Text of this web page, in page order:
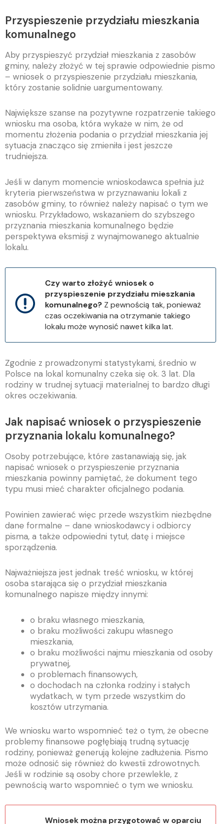
Przyspieszenie przydziału mieszkania
komunalnego
Aby przyspieszyć przydział mieszkania z zasobów
gminy, należy złożyć w tej sprawie odpowiednie pismo
– wniosek o przyspieszenie przydziału mieszkania,
który zostanie solidnie uargumentowany.
Największe szanse na pozytywne rozpatrzenie takiego
wniosku ma osoba, która wykaże w nim, że od
momentu złożenia podania o przydział mieszkania jej
sytuacja znacząco się zmieniła i jest jeszcze
trudniejsza.
Jeśli w danym momencie wnioskodawca spełnia już
kryteria pierwszeństwa w przyznawaniu lokali z
zasobów gminy, to również należy napisać o tym we
wniosku. Przykładowo, wskazaniem do szybszego
przyznania mieszkania komunalnego będzie
perspektywa eksmisji z wynajmowanego aktualnie
lokalu.
Czy warto złożyć wniosek o
przyspieszenie przydziału mieszkania
komunalnego? Z pewnością tak, ponieważ
czas oczekiwania na otrzymanie takiego
lokalu może wynosić nawet kilka lat.
Zgodnie z prowadzonymi statystykami, średnio w
Polsce na lokal komunalny czeka się ok. 3 lat. Dla
rodziny w trudnej sytuacji materialnej to bardzo długi
okres oczekiwania.
Jak napisać wniosek o przyspieszenie
przyznania lokalu komunalnego?
Osoby potrzebujące, które zastanawiają się, jak
napisać wniosek o przyspieszenie przyznania
mieszkania powinny pamiętać, że dokument tego
typu musi mieć charakter oficjalnego podania.
Powinien zawierać więc przede wszystkim niezbędne
dane formalne – dane wnioskodawcy i odbiorcy
pisma, a także odpowiedni tytuł, datę i miejsce
sporządzenia.
Najważniejsza jest jednak treść wniosku, w której
osoba starająca się o przydział mieszkania
komunalnego napisze między innymi:
o braku własnego mieszkania,
o braku możliwości zakupu własnego
mieszkania,
o braku możliwości najmu mieszkania od osoby
prywatnej,
o problemach finansowych,
o dochodach na członka rodziny i stałych
wydatkach, w tym przede wszystkim do
kosztów utrzymania.
We wniosku warto wspomnieć też o tym, że obecne
problemy finansowe pogłębiają trudną sytuację
rodziny, ponieważ generują kolejne zadłużenia. Pismo
może odnosić się również do kwestii zdrowotnych.
Jeśli w rodzinie są osoby chore przewlekle, z
pewnością warto wspomnieć o tym we wniosku.
Wniosek można przygotować w oparciu